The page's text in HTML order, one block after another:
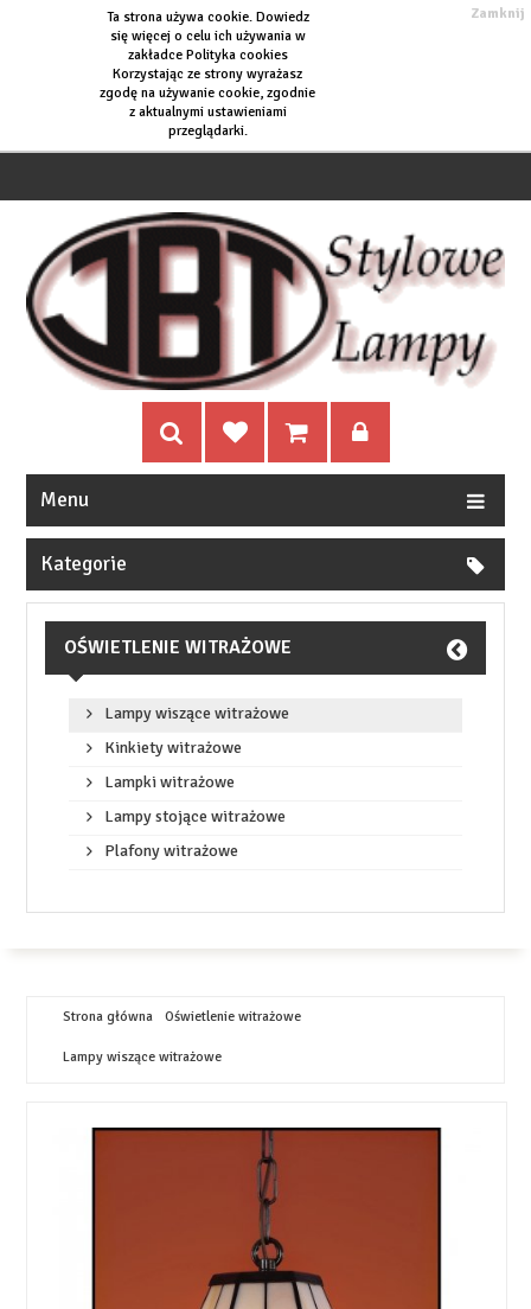
Ta strona używa cookie. Dowiedz
się więcej o celu ich używania w
zakładce Polityka cookies
Korzystając ze strony wyrażasz
zgodę na używanie cookie, zgodnie
z aktualnymi ustawieniami
przeglądarki.
Zamknij
Menu
Kategorie
OŚWIETLENIE WITRAŻOWE
Lampy wiszące witrażowe
Kinkiety witrażowe
Lampki witrażowe
Lampy stojące witrażowe
Plafony witrażowe
Strona główna Oświetlenie witrażowe
Lampy wiszące witrażowe